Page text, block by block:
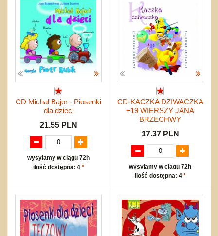
CD Michał Bajor - Piosenki
dla dzieci
21.55 PLN
wysyłamy w ciągu 72h
ilość dostępna: 4 *
CD-KACZKA DZIWACZKA
+19 WIERSZY JANA
BRZECHWY
17.37 PLN
wysyłamy w ciągu 72h
ilość dostępna: 4 *